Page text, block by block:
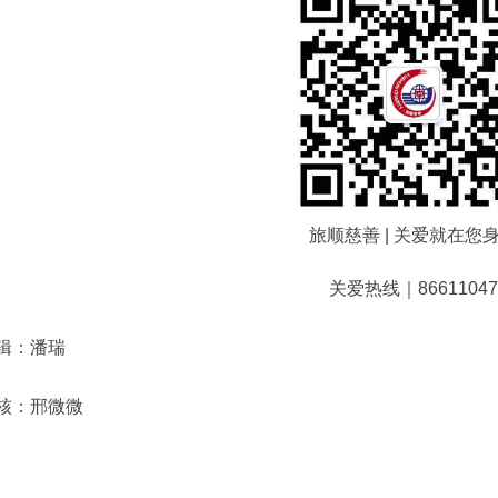
旅顺慈善 | 关爱就在您
关爱热线｜86611047
：潘瑞
：邢微微